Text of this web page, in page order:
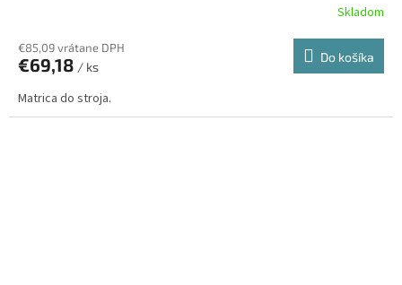
Skladom
€85,09 vrátane DPH
€69,18 / ks
Do košíka
Matrica do stroja.